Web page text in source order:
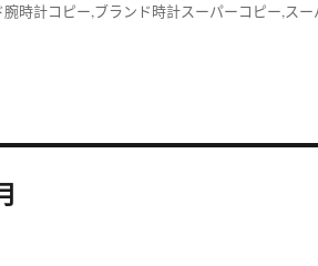
時計コピー,ブランド時計スーパーコピー,ス